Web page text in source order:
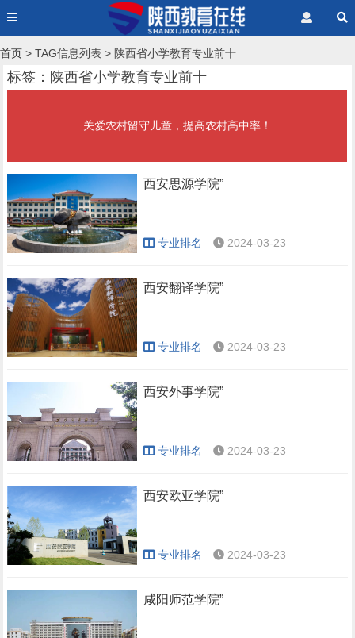
首页 > TAG信息列表 > 陕西省小学教育专业前十
标签：陕西省小学教育专业前十
关爱农村留守儿童，提高农村高中率！
西安思源学院”
专业排名 2024-03-23
西安翻译学院”
专业排名 2024-03-23
西安外事学院”
专业排名 2024-03-23
西安欧亚学院”
专业排名 2024-03-23
咸阳师范学院”